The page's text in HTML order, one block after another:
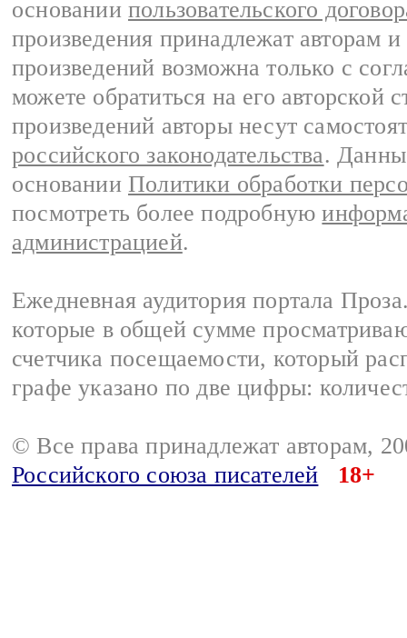
основании пользовательского
произведения принадлежат авторам
произведений возможна только с
можете обратиться на его авторской
произведений авторы несут
российского законодательства.
основании Политики обработки
посмотреть более подробную
администрацией.
Ежедневная аудитория портала
которые в общей сумме
счетчика посещаемости, который
графе указано по две цифры:
© Все права принадлежат авторам,
Российского союза писателей
18+